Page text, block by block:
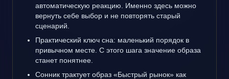
автоматическую реакцию. Именно здесь можно
вернуть себе выбор и не повторять старый
сценарий.
Практический ключ сна: маленький порядок в
привычном месте. С этого шага значение образа
станет понятнее.
Сонник трактует образ «Быстрый рынок» как